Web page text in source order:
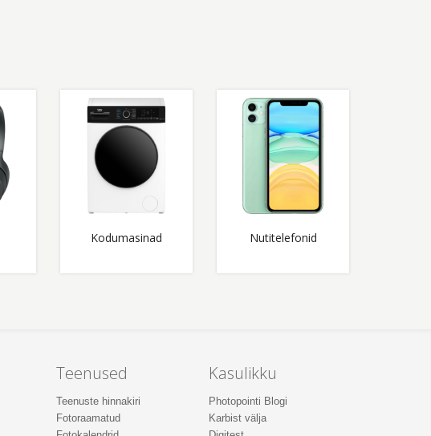
Kodumasinad Nutitelefonid
Teenused
Teenuste hinnakiri
Fotoraamatud
Kasulikku
Photopointi Blogi
Karbist välja